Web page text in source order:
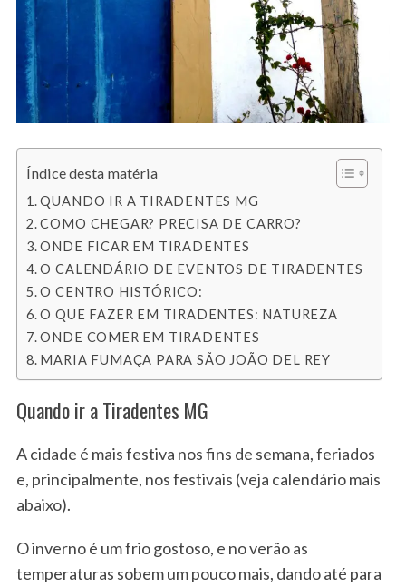
Índice desta matéria
QUANDO IR A TIRADENTES MG
COMO CHEGAR? PRECISA DE CARRO?
ONDE FICAR EM TIRADENTES
O CALENDÁRIO DE EVENTOS DE TIRADENTES
O CENTRO HISTÓRICO:
O QUE FAZER EM TIRADENTES: NATUREZA
ONDE COMER EM TIRADENTES
MARIA FUMAÇA PARA SÃO JOÃO DEL REY
Quando ir a Tiradentes MG
A cidade é mais festiva nos fins de semana, feriados
e, principalmente, nos festivais (veja calendário mais
abaixo).
O inverno é um frio gostoso, e no verão as
temperaturas sobem um pouco mais, dando até para